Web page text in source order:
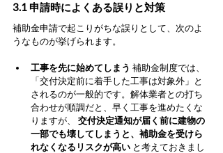
3.1 申請時によくある誤りと対策
補助金申請で起こりがちな誤りとして、次のよ
うなものが挙げられます。
工事を先に始めてしまう 補助金制度では、
「交付決定前に着手した工事は対象外」と
されるのが一般的です。解体業者との打ち
合わせが順調だと、早く工事を進めたくな
りますが、 交付決定通知が届く前に建物の
一部でも壊してしまうと、補助金を受けら
れなくなるリスクが高い と考えておきまし